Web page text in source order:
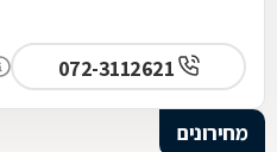
מחירונים